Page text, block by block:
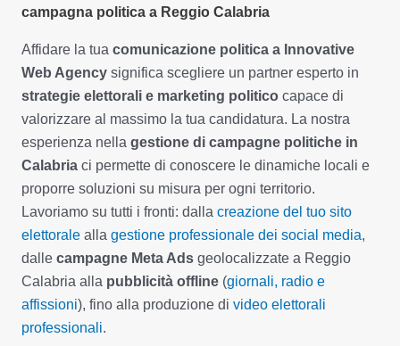
campagna politica a Reggio Calabria
Affidare la tua comunicazione politica a Innovative
Web Agency significa scegliere un partner esperto in
strategie elettorali e marketing politico capace di
valorizzare al massimo la tua candidatura. La nostra
esperienza nella gestione di campagne politiche in
Calabria ci permette di conoscere le dinamiche locali e
proporre soluzioni su misura per ogni territorio.
Lavoriamo su tutti i fronti: dalla creazione del tuo sito
elettorale alla gestione professionale dei social media,
dalle campagne Meta Ads geolocalizzate a Reggio
Calabria alla pubblicità offline (giornali, radio e
affissioni), fino alla produzione di video elettorali
professionali.